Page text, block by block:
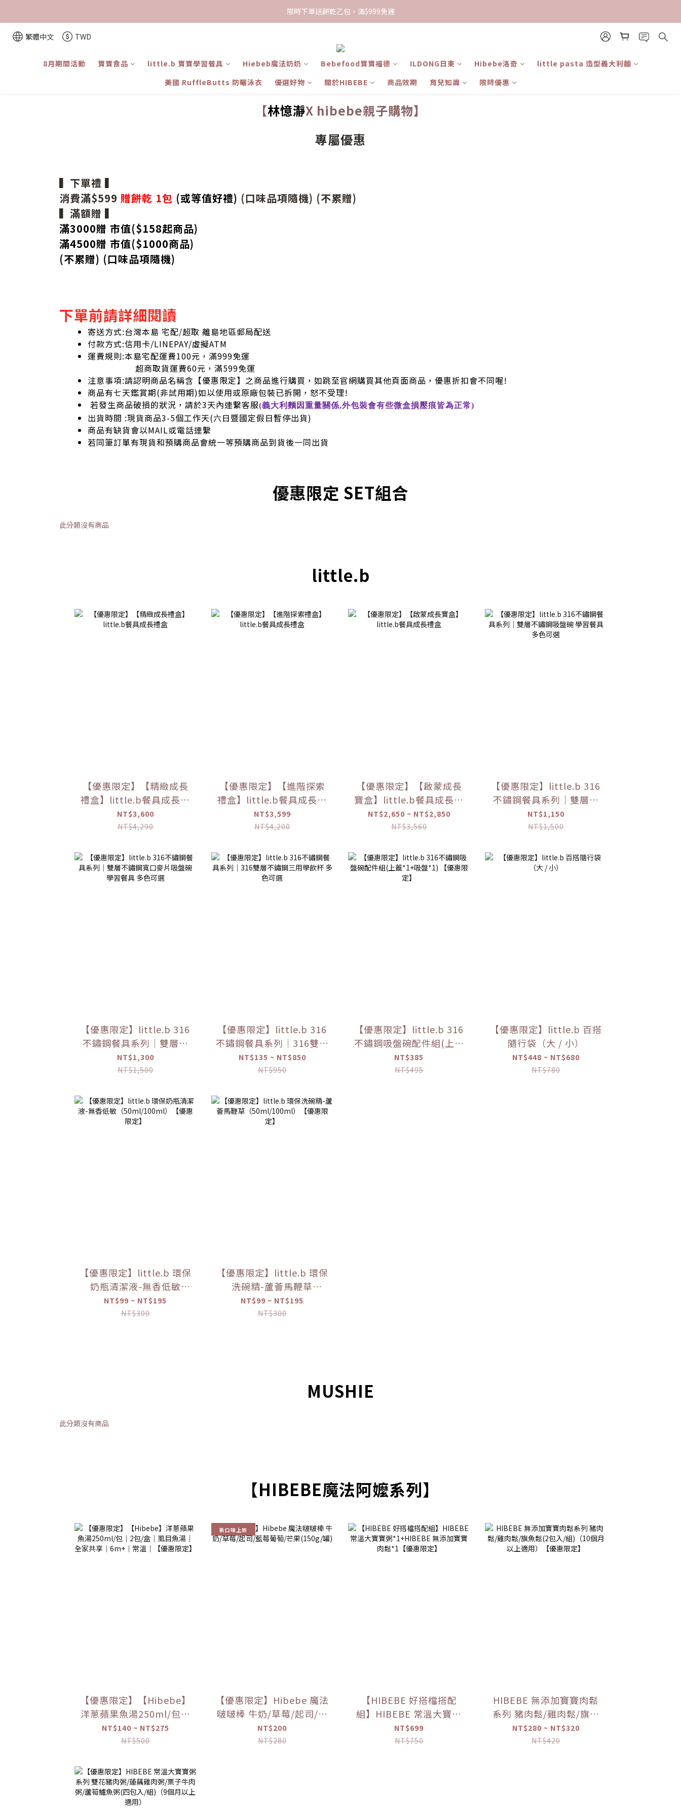
限時下單送餅乾乙包，滿$999免運
加入會員領100現折購物金
繁體中文 TWD
8月期間活動 寶寶食品 little.b 寶寶學習餐具 Hiebeb魔法奶奶 Bebefood寶寶福德 ILDONG日東 Hibebe洛奇
little pasta 造型義大利麵
美國 RuffleButts 防曬泳衣
優選好物 關於HIBEBE 商品效期 育兒知識 限時優惠
【林憶瀞X hibebe親子購物】
專屬優惠
▍下單禮 ▍
消費滿$599 贈餅乾 1包 (或等值好禮) (口味品項隨機) (不累贈)
▍滿額贈 ▍
滿3000贈 市值($158起商品)
滿4500贈 市值($1000商品)
(不累贈) (口味品項隨機)
下單前請詳細閱讀
寄送方式:台灣本島 宅配/超取 離島地區郵局配送
付款方式:信用卡/LINEPAY/虛擬ATM
運費規則:本島宅配運費100元，滿999免運
超商取貨運費60元，滿599免運
注意事項:請認明商品名稱含【優惠限定】之商品進行購買，如跳至官網購買其他頁面商品，優惠折扣會不同喔!
商品有七天鑑賞期(非試用期)如以使用或原廠包裝已拆開，怒不受理!
若發生商品破損的狀況，請於3天內連繫客服(義大利麵因重量關係,外包裝會有些微盒損壓痕皆為正常)
出貨時間 :現貨商品3-5個工作天(六日暨國定假日暫停出貨)
商品有缺貨會以MAIL或電話連繫
若同筆訂單有現貨和預購商品會統一等預購商品到貨後一同出貨
優惠限定 SET組合
此分類沒有商品
little.b
【優惠限定】【精緻成長
禮盒】little.b餐具成長禮
盒
NT$3,600
NT$4,290
【優惠限定】【進階探索
禮盒】little.b餐具成長禮
盒
NT$3,599
NT$4,200
【優惠限定】【啟蒙成長
寶盒】little.b餐具成長禮
盒
NT$2,650 ~ NT$2,850
NT$3,560
【優惠限定】little.b 316
不鏽鋼餐具系列｜雙層不
鏽鋼吸盤碗 學習餐具 多色
可選
NT$1,150
NT$1,500
【優惠限定】little.b 316
不鏽鋼餐具系列｜雙層不
鏽鋼寬口麥片吸盤碗 學習
餐具 多色可選
NT$1,300
NT$1,500
【優惠限定】little.b 316
不鏽鋼餐具系列｜316雙層
不鏽鋼三用學飲杯 多色可
選
NT$135 ~ NT$850
NT$950
【優惠限定】little.b 316
不鏽鋼吸盤碗配件組(上蓋
*1+吸盤*1) 【優惠限定】
NT$385
NT$495
【優惠限定】little.b 百搭
隨行袋（大 / 小）
NT$448 ~ NT$680
NT$780
【優惠限定】little.b 環保
奶瓶清潔液-無香低敏
（50ml/100ml）【優惠
限定】
NT$99 ~ NT$195
NT$300
【優惠限定】little.b 環保
洗碗精-蘆薈馬鞭草
（50ml/100ml）【優惠
限定】
NT$99 ~ NT$195
NT$300
MUSHIE
此分類沒有商品
【HIBEBE魔法阿嬤系列】
【優惠限定】【Hibebe】
洋蔥蘋果魚湯250ml/包｜
2包/盒｜虱目魚湯｜全家
共享｜6m+｜常溫｜【優
NT$140 ~ NT$275
NT$500
新口味上架
【優惠限定】Hibebe 魔法
啵啵棒 牛奶/草莓/起司/藍
莓葡萄/芒果(150g/罐)
NT$200
NT$280
【HIBEBE 好搭檔搭配
組】HIBEBE 常溫大寶寶
粥*1+HIBEBE 無添加寶寶
肉鬆*1【優惠限定】
NT$699
NT$750
HIBEBE 無添加寶寶肉鬆
系列 豬肉鬆/雞肉鬆/旗魚
鬆(2包入/組)（10個月以
上適用）【優惠限定】
NT$280 ~ NT$320
NT$420